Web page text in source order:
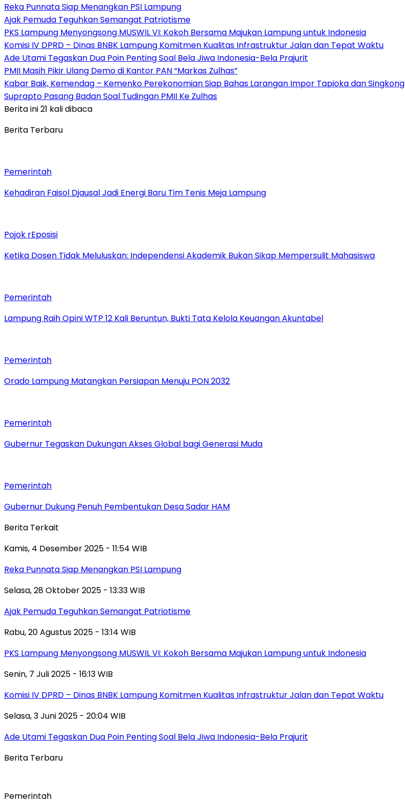
Reka Punnata Siap Menangkan PSI Lampung
Ajak Pemuda Teguhkan Semangat Patriotisme
PKS Lampung Menyongsong MUSWIL VI: Kokoh Bersama Majukan Lampung untuk Indonesia
Komisi IV DPRD – Dinas BNBK Lampung Komitmen Kualitas Infrastruktur Jalan dan Tepat Waktu
Ade Utami Tegaskan Dua Poin Penting Soal Bela Jiwa Indonesia-Bela Prajurit
PMII Masih Pikir Ulang Demo di Kantor PAN “Markas Zulhas”
Kabar Baik, Kemendag – Kemenko Perekonomian Siap Bahas Larangan Impor Tapioka dan Singkong
Suprapto Pasang Badan Soal Tudingan PMII Ke Zulhas
Berita ini 21 kali dibaca
Berita Terbaru
Pemerintah
Kehadiran Faisol Djausal Jadi Energi Baru Tim Tenis Meja Lampung
Pojok rEposisi
Ketika Dosen Tidak Meluluskan: Independensi Akademik Bukan Sikap Mempersulit Mahasiswa
Pemerintah
Lampung Raih Opini WTP 12 Kali Beruntun, Bukti Tata Kelola Keuangan Akuntabel
Pemerintah
Orado Lampung Matangkan Persiapan Menuju PON 2032
Pemerintah
Gubernur Tegaskan Dukungan Akses Global bagi Generasi Muda
Pemerintah
Gubernur Dukung Penuh Pembentukan Desa Sadar HAM
Berita Terkait
Kamis, 4 Desember 2025 - 11:54 WIB
Reka Punnata Siap Menangkan PSI Lampung
Selasa, 28 Oktober 2025 - 13:33 WIB
Ajak Pemuda Teguhkan Semangat Patriotisme
Rabu, 20 Agustus 2025 - 13:14 WIB
PKS Lampung Menyongsong MUSWIL VI: Kokoh Bersama Majukan Lampung untuk Indonesia
Senin, 7 Juli 2025 - 16:13 WIB
Komisi IV DPRD – Dinas BNBK Lampung Komitmen Kualitas Infrastruktur Jalan dan Tepat Waktu
Selasa, 3 Juni 2025 - 20:04 WIB
Ade Utami Tegaskan Dua Poin Penting Soal Bela Jiwa Indonesia-Bela Prajurit
Berita Terbaru
Pemerintah